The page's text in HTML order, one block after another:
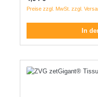
Komfort gewünscht wird.
Toilettenpapiere
zielsicher zugeschnitten
Preise zzgl. MwSt. zzgl.
In